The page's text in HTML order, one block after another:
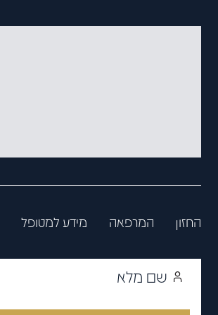
החזון המרפאה מידע למטופל